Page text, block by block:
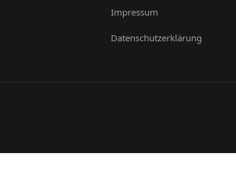
Impressum
Datenschutzerklärung